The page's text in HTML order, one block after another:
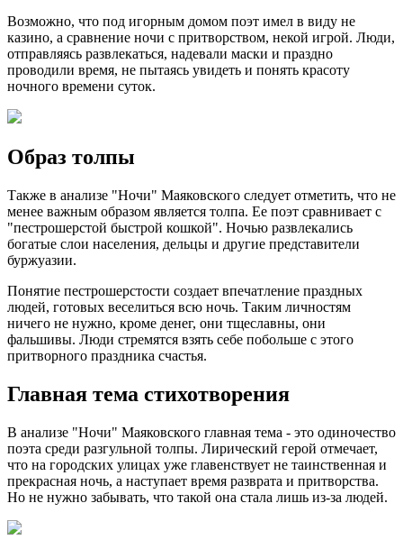
Возможно, что под игорным домом поэт имел в виду не
казино, а сравнение ночи с притворством, некой игрой. Люди,
отправляясь развлекаться, надевали маски и праздно
проводили время, не пытаясь увидеть и понять красоту
ночного времени суток.
Образ толпы
Также в анализе "Ночи" Маяковского следует отметить, что не
менее важным образом является толпа. Ее поэт сравнивает с
"пестрошерстой быстрой кошкой". Ночью развлекались
богатые слои населения, дельцы и другие представители
буржуазии.
Понятие пестрошерстости создает впечатление праздных
людей, готовых веселиться всю ночь. Таким личностям
ничего не нужно, кроме денег, они тщеславны, они
фальшивы. Люди стремятся взять себе побольше с этого
притворного праздника счастья.
Главная тема стихотворения
В анализе "Ночи" Маяковского главная тема - это одиночество
поэта среди разгульной толпы. Лирический герой отмечает,
что на городских улицах уже главенствует не таинственная и
прекрасная ночь, а наступает время разврата и притворства.
Но не нужно забывать, что такой она стала лишь из-за людей.